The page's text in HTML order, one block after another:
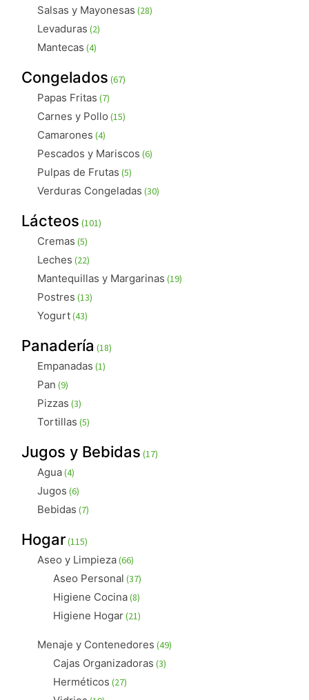
Salsas y Mayonesas 2828
Levaduras 22
Mantecas 44
Congelados 6767
productos
Papas Fritas 77
productos
Carnes y Pollo 1515
Camarones 44
productos
Pescados y Mariscos 66
Pulpas de Frutas 55
productos
Verduras Congeladas 3030
Lácteos 101101
productos
Cremas 55
productos
Leches 2222
productos
Mantequillas y Margarinas 1919
Postres 1313
Yogurt 4343
Panadería 1818
productos
Empanadas 11
Pan 99
productos
Pizzas 33
productos
Tortillas 55
Jugos y Bebidas 1717
productos
Agua 44
productos
Jugos 66
productos
Bebidas 77
Hogar 115115
productos
Aseo y Limpieza 6666
productos
Aseo Personal 3737
productos
Higiene Cocina 88
productos
Higiene Hogar 2121
Menaje y Contenedores 4949
Cajas Organizadoras 33
Herméticos 2727